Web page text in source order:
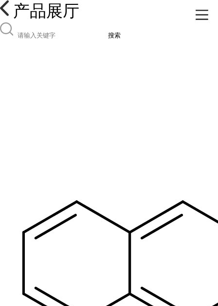
产品展厅
搜索